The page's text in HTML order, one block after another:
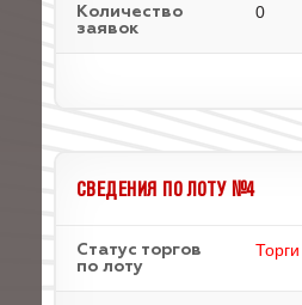
Количество
заявок
0
СВЕДЕНИЯ ПО ЛОТУ №4
Статус торгов
по лоту